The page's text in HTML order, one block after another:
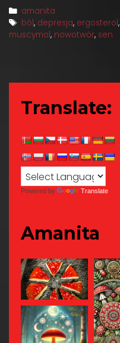
Categories
amanita
Tags
ból, depresja, ergosterol,
muscymol, nowotwór, sen
Translate:
Powered by Translate
Amanita